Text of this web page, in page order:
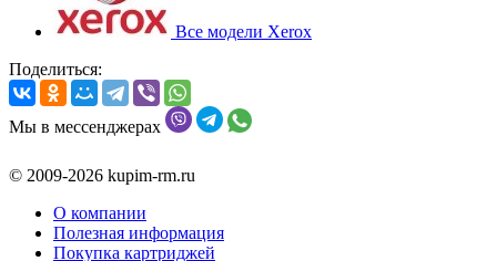
Все модели Xerox
Поделиться:
Мы в мессенджерах
© 2009-2026 kupim-rm.ru
О компании
Полезная информация
Покупка картриджей